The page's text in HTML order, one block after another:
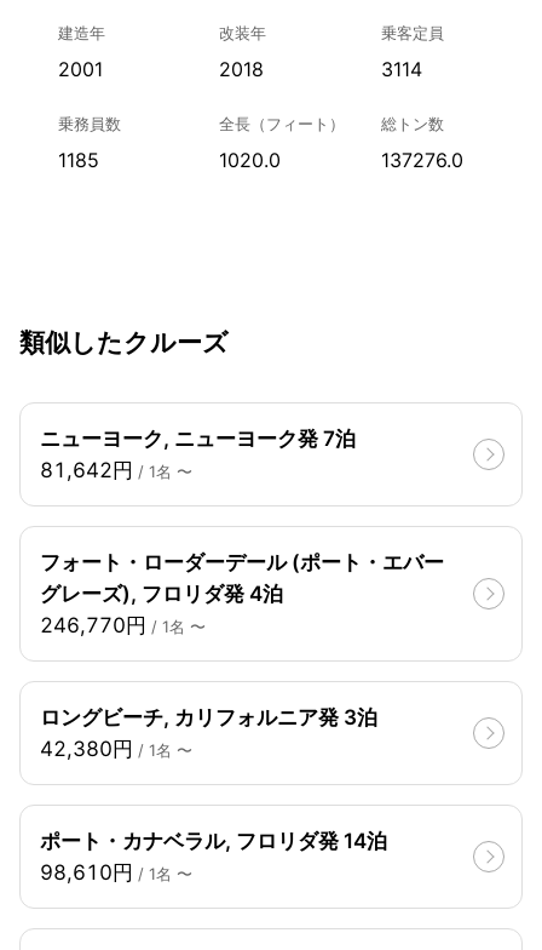
建造年
2001
改装年
2018
乗客定員
3114
乗務員数
1185
全長（フィート）
1020.0
総トン数
137276.0
類似したクルーズ
ニューヨーク, ニューヨーク発 7泊
81,642円 / 1名 〜
フォート・ローダーデール (ポート・エバー
グレーズ), フロリダ発 4泊
246,770円 / 1名 〜
ロングビーチ, カリフォルニア発 3泊
42,380円 / 1名 〜
ポート・カナベラル, フロリダ発 14泊
98,610円 / 1名 〜